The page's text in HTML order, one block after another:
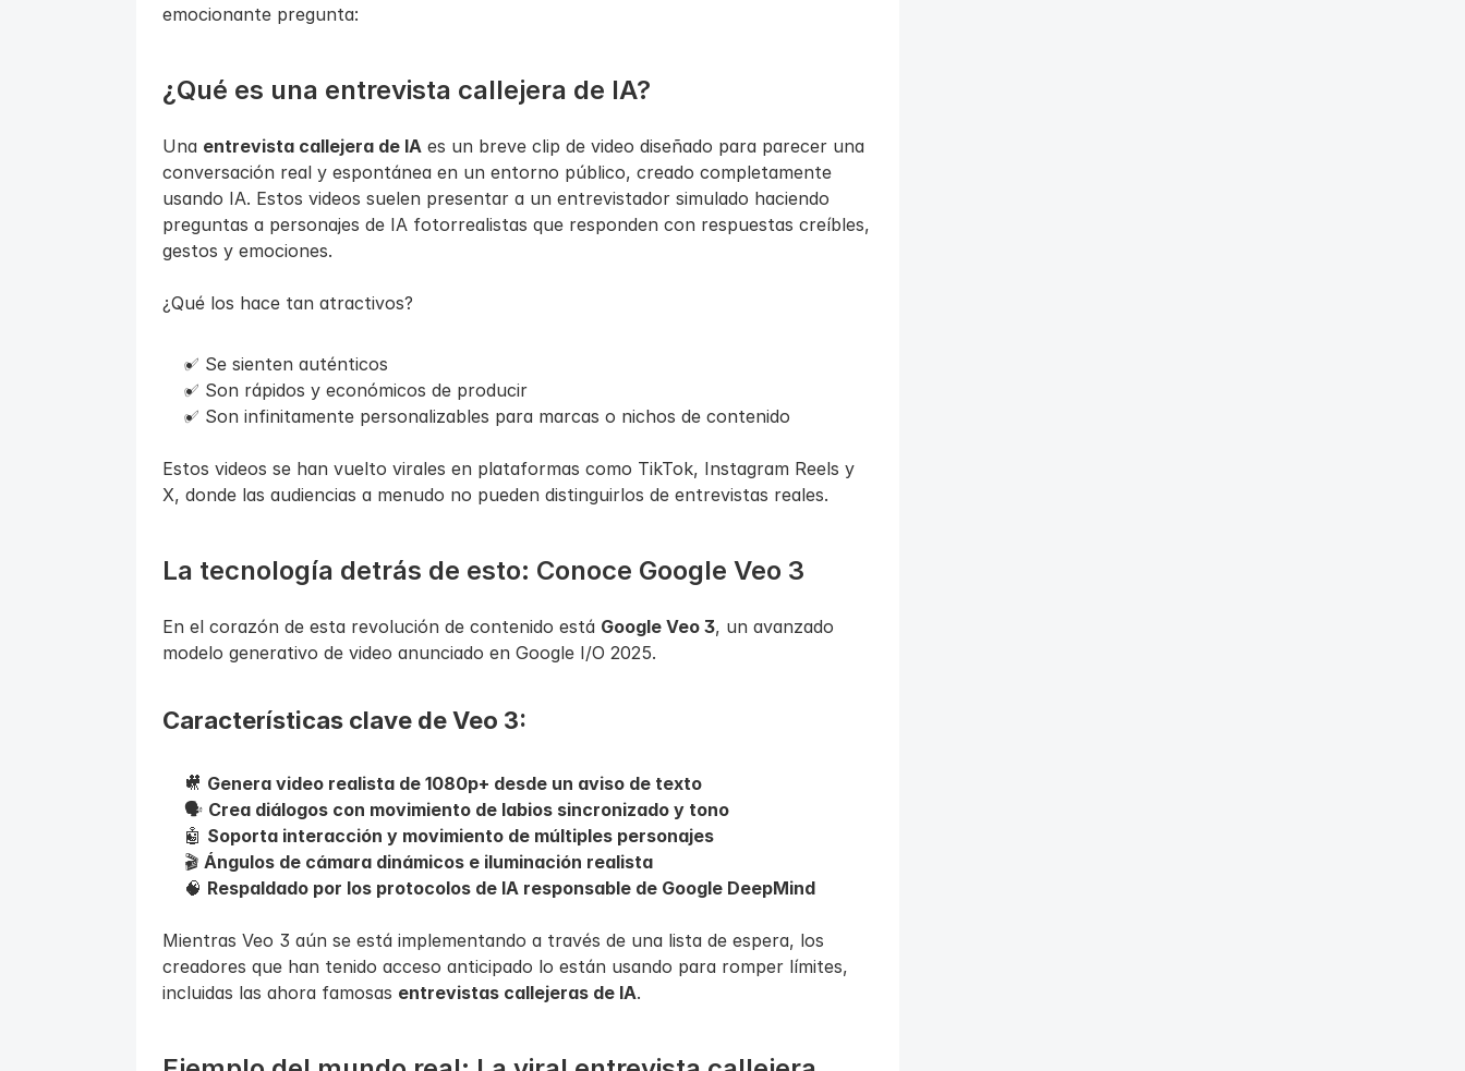
emocionante pregunta:
¿Qué es una entrevista callejera de IA?
Una entrevista callejera de IA es un breve clip de video diseñado para parecer una
conversación real y espontánea en un entorno público, creado completamente
usando IA. Estos videos suelen presentar a un entrevistador simulado haciendo
preguntas a personajes de IA fotorrealistas que responden con respuestas creíbles,
gestos y emociones.
¿Qué los hace tan atractivos?
✅ Se sienten auténticos
✅ Son rápidos y económicos de producir
✅ Son infinitamente personalizables para marcas o nichos de contenido
Estos videos se han vuelto virales en plataformas como TikTok, Instagram Reels y
X, donde las audiencias a menudo no pueden distinguirlos de entrevistas reales.
La tecnología detrás de esto: Conoce Google Veo 3
En el corazón de esta revolución de contenido está Google Veo 3, un avanzado
modelo generativo de video anunciado en Google I/O 2025.
Características clave de Veo 3:
🎥 Genera video realista de 1080p+ desde un aviso de texto
🗣️ Crea diálogos con movimiento de labios sincronizado y tono
🤖 Soporta interacción y movimiento de múltiples personajes
🎬 Ángulos de cámara dinámicos e iluminación realista
🧠 Respaldado por los protocolos de IA responsable de Google DeepMind
Mientras Veo 3 aún se está implementando a través de una lista de espera, los
creadores que han tenido acceso anticipado lo están usando para romper límites,
incluidas las ahora famosas entrevistas callejeras de IA.